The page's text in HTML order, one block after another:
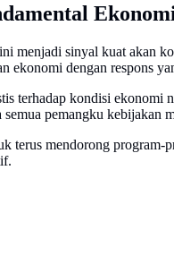
menjadi sinyal kuat akan
ekonomi dengan respons
terhadap kondisi
pemangku kebijakan
terus mendorong